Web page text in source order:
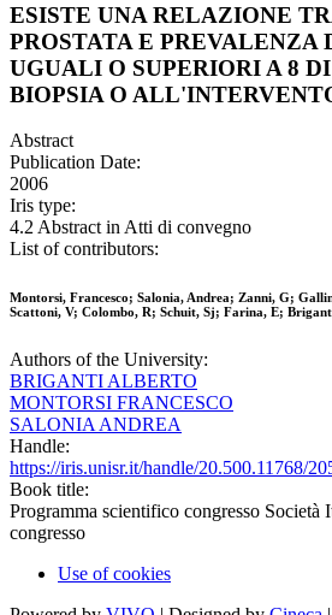
ESISTE UNA RELAZIONE
PROSTATA E PREVALENZA
UGUALI O SUPERIORI A 8
BIOPSIA O
Abstract
Publication Date:
2006
Iris type:
4.2 Abstract in Atti di convegno
List of contributors:
Montorsi, Francesco; Salonia, Andrea; Zanni, G;
Scattoni, V; Colombo, R; Schuit, Sj; Farina, E;
Authors of the University:
BRIGANTI ALBERTO
MONTORSI FRANCESCO
SALONIA ANDREA
Handle:
https://iris.unisr.it/handle/20.500.11768/
Book title:
Programma scientifico congresso Società
congresso
Use of cookies